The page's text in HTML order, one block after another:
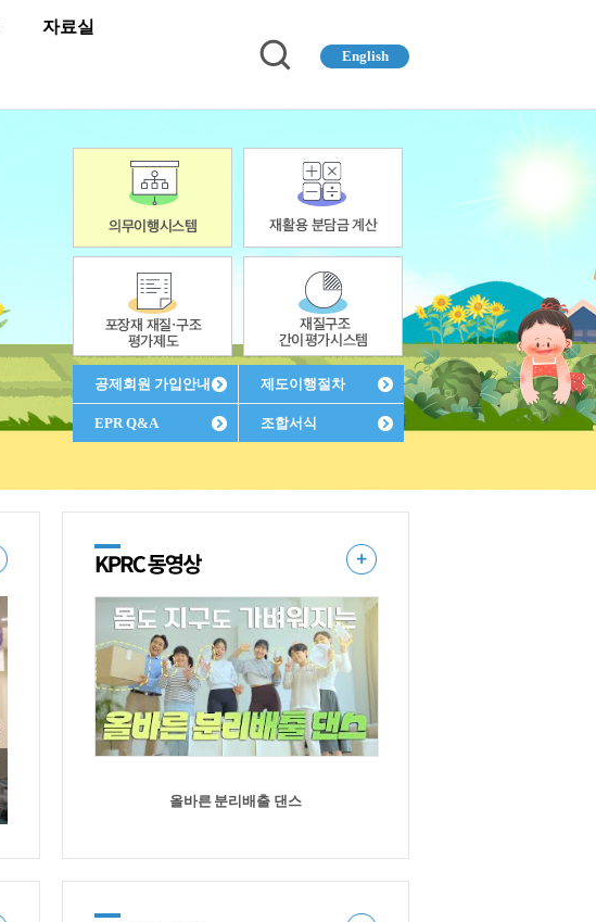
자료실
English
공제회원 가입안내 제도이행절차
EPR Q&A 조합서식
올바른 분리배출 댄스